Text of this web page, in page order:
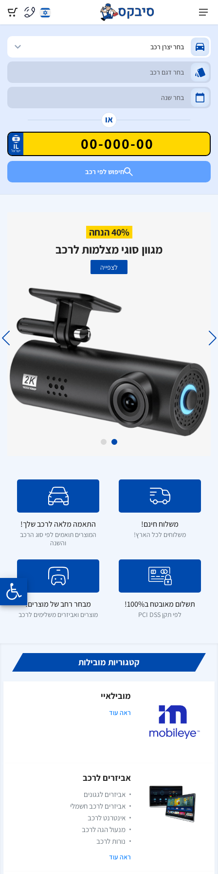
או
חיפוש לפי רכב
40% הנחה
מגוון סוגי מצלמות לרכב
לצפייה
משלוח חינם!
משלוחים לכל הארץ!
התאמה מלאה לרכב שלך!
המוצרים תואמים לפי סוג הרכב
והשנה
תשלום מאובטח ב100%!
לפי תקן PCI DSS
מבחר רחב של מוצרים!
מוצרים ואביזרים משלימים לרכב
קטגוריות מובילות
מובילאיי
ראה עוד
אביזרים לרכב
אביזרים לגגונים
אביזרים לרכב חשמלי
אינטרנט לרכב
מנעול הגה לרכב
נורות לרכב
ראה עוד